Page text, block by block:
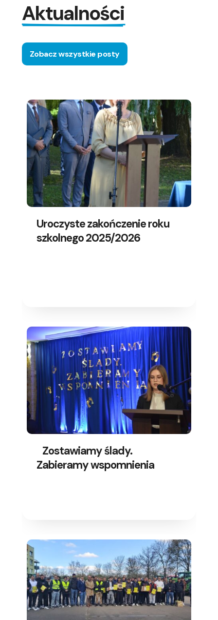
Aktualności
Zobacz wszystkie posty
Uroczyste zakończenie roku
szkolnego 2025/2026
Zostawiamy ślady.
Zabieramy wspomnienia